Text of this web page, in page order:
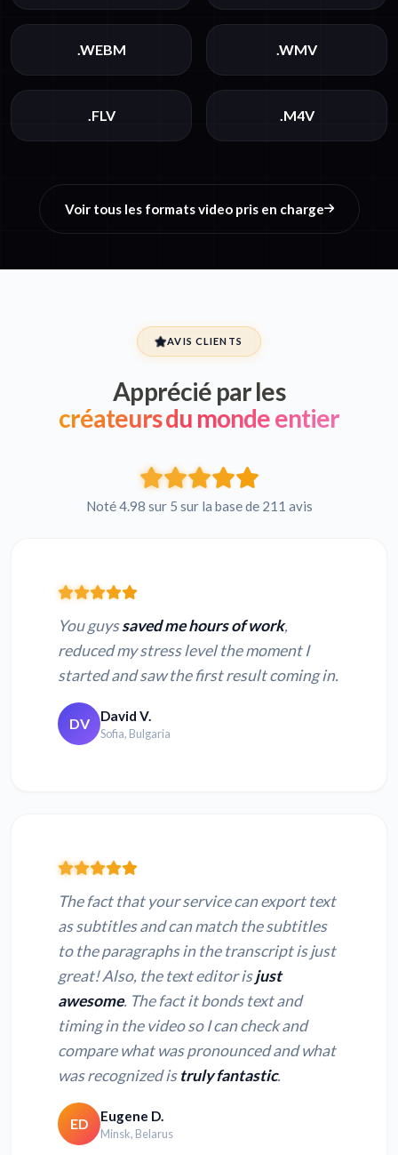
.WEBM .WMV
.FLV .M4V
Voir tous les formats video pris en charge
AVIS CLIENTS
Apprécié par les
créateurs du monde entier
Noté 4.98 sur 5 sur la base de 211 avis
You guyssaved me hours of work,
reduced my stress level the moment I
started and saw the first result coming in.
DV David V.
Sofia, Bulgaria
The fact that your service can export text
as subtitles and can match the subtitles
to the paragraphs in the transcript is just
great! Also, the text editor isjust
awesome. The fact it bonds text and
timing in the video so I can check and
compare what was pronounced and what
was recognized istruly fantastic.
ED Eugene D.
Minsk, Belarus